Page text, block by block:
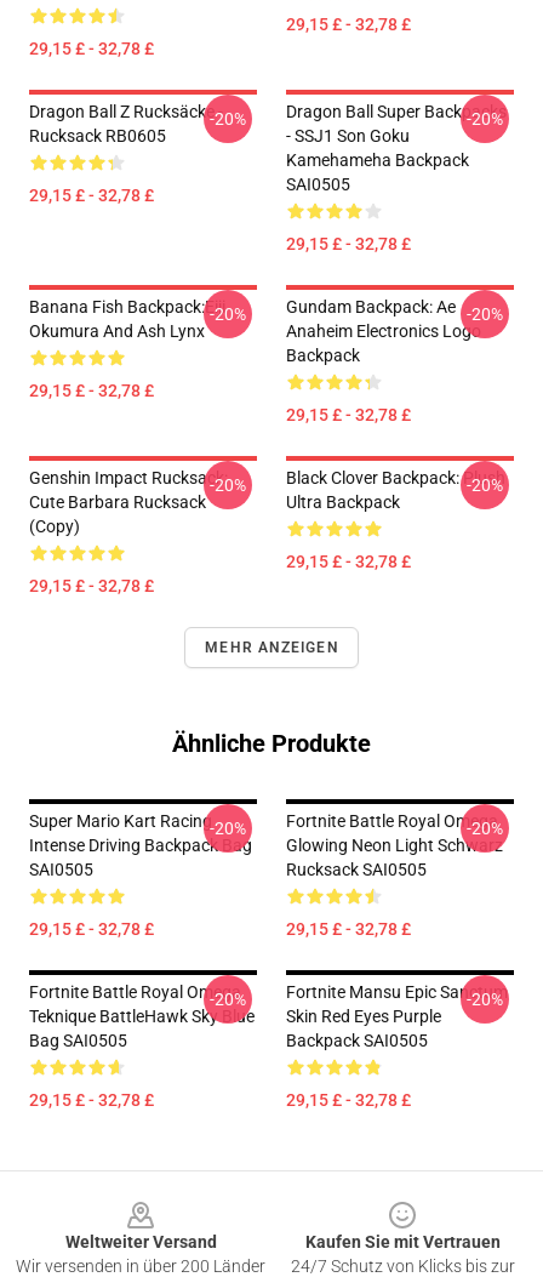
29,15 £ - 32,78 £
29,15 £ - 32,78 £
Dragon Ball Z Rucksäcke -
Rucksack RB0605
29,15 £ - 32,78 £
-20%
Dragon Ball Super Backpacks
- SSJ1 Son Goku
Kamehameha Backpack
SAI0505
29,15 £ - 32,78 £
-20%
Banana Fish Backpack:Eiji
Okumura And Ash Lynx
29,15 £ - 32,78 £
-20%
Gundam Backpack: Ae
Anaheim Electronics Logo
Backpack
29,15 £ - 32,78 £
-20%
Genshin Impact Rucksack:
Cute Barbara Rucksack
(Copy)
29,15 £ - 32,78 £
-20%
Black Clover Backpack: Plush
Ultra Backpack
29,15 £ - 32,78 £
-20%
MEHR ANZEIGEN
Ähnliche Produkte
Super Mario Kart Racing
Intense Driving Backpack Bag
SAI0505
29,15 £ - 32,78 £
-20%
Fortnite Battle Royal Omega
Glowing Neon Light Schwarz
Rucksack SAI0505
29,15 £ - 32,78 £
-20%
Fortnite Battle Royal Omega
Teknique BattleHawk Sky Blue
Bag SAI0505
29,15 £ - 32,78 £
-20%
Fortnite Mansu Epic Sanctum
Skin Red Eyes Purple
Backpack SAI0505
29,15 £ - 32,78 £
-20%
Weltweiter Versand
Wir versenden in über 200 Länder
Kaufen Sie mit Vertrauen
24/7 Schutz von Klicks bis zur